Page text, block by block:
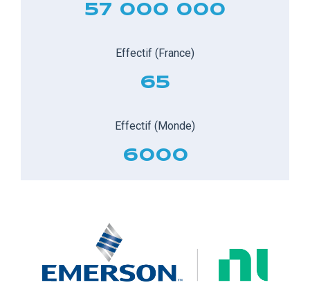
57 000 000
Effectif (France)
65
Effectif (Monde)
6000